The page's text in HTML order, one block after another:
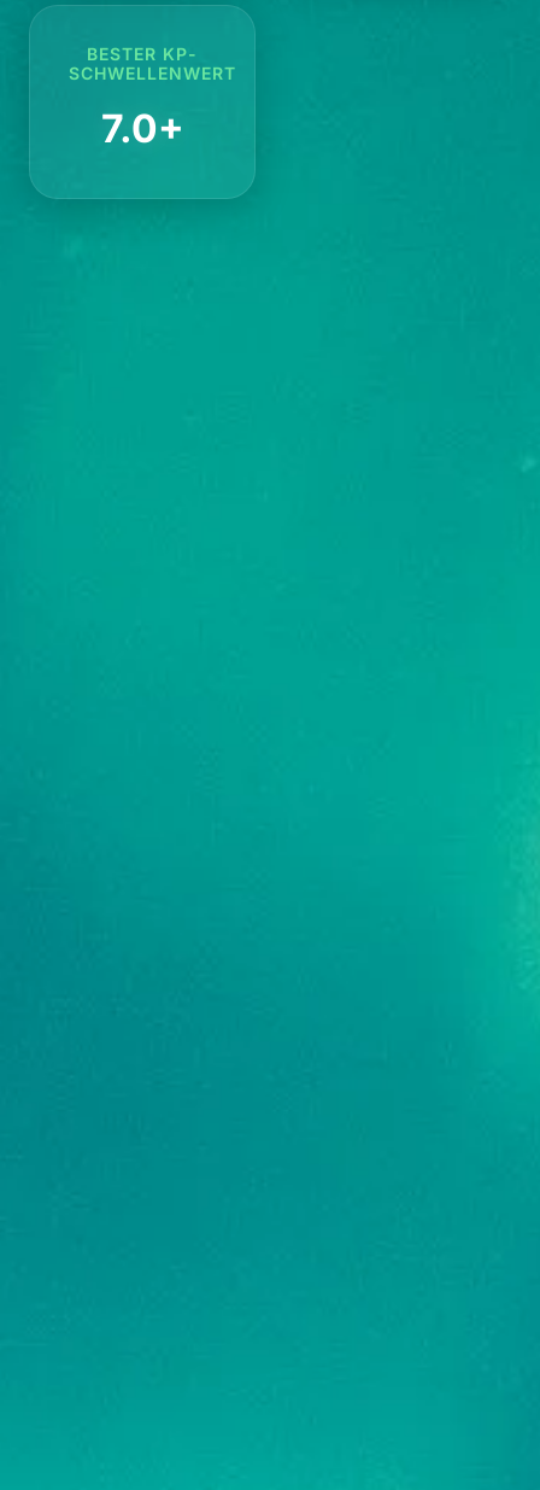
BESTER KP-
SCHWELLENWERT
7.0+